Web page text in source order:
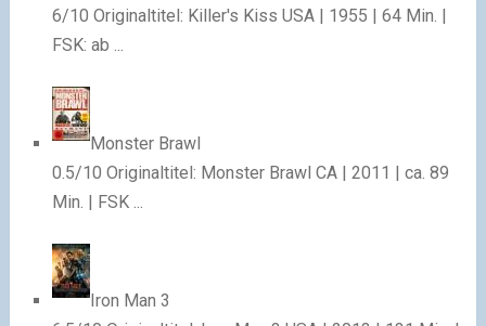
6/10 Originaltitel: Killer's Kiss USA | 1955 | 64 Min. |
FSK: ab ...
Monster Brawl
0.5/10 Originaltitel: Monster Brawl CA | 2011 | ca. 89
Min. | FSK ...
Iron Man 3